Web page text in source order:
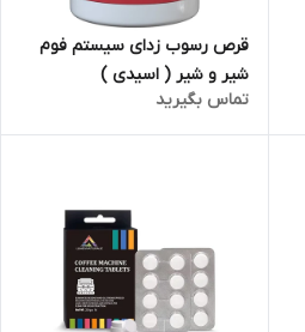
قرص رسوب زدای سیستم فوم‌
شیر و شیر ( اسیدی )
تماس بگیرید